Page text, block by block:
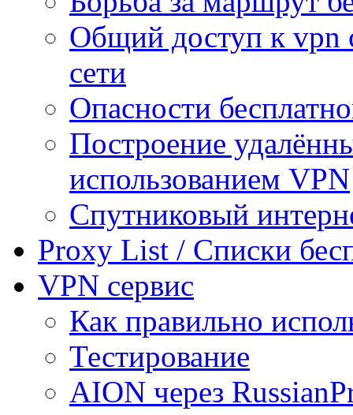
Общий доступ к vpn
сети
Опасности
Построение
использованием VPN
Спутниковый
Proxy List / Списки
VPN сервис
Как правильно
Тестирование
AION через